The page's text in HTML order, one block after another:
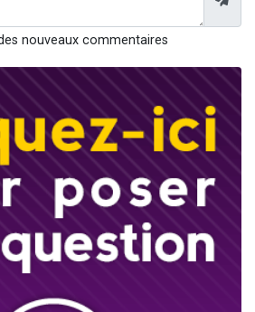
nouveaux commentaires